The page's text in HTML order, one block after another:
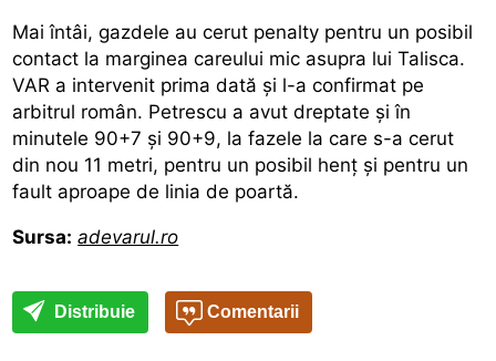
Mai întâi, gazdele au cerut penalty pentru un posibil
contact la marginea careului mic asupra lui Talisca.
VAR a intervenit prima dată și l-a confirmat pe
arbitrul român. Petrescu a avut dreptate și în
minutele 90+7 și 90+9, la fazele la care s-a cerut
din nou 11 metri, pentru un posibil henț și pentru un
fault aproape de linia de poartă.
Sursa: adevarul.ro
Distribuie Comentarii